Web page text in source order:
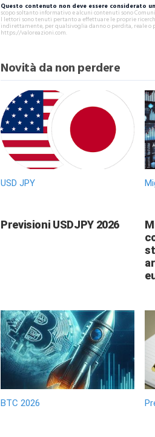
Questo contenuto non deve essere considerato
scopo soltanto informativo e alcuni contenuti sono
I lettori sono tenuti pertanto a effettuare le proprie
indirettamente, per qualsivoglia danno o perdita, reale
https://valoreazioni.com.
Novità da non perdere
USD JPY
Previsioni USDJPY 2026
BTC 2026